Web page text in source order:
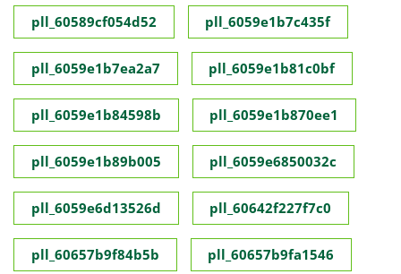
pll_60589cf054d52 pll_6059e1b7c435f
pll_6059e1b7ea2a7 pll_6059e1b81c0bf
pll_6059e1b84598b pll_6059e1b870ee1
pll_6059e1b89b005 pll_6059e6850032c
pll_6059e6d13526d pll_60642f227f7c0
pll_60657b9f84b5b pll_60657b9fa1546